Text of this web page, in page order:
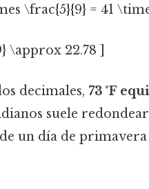
\frac{5}{9} = 41
\approx 22.78 ]
decimales, 73 °F
suele
un día de